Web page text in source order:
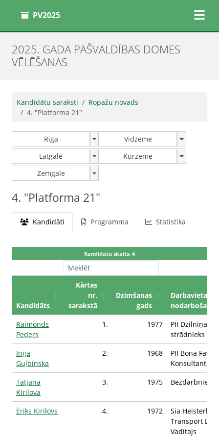
PV2025
2025. GADA PAŠVALDĪBAS DOMES
VĒLĒŠANAS
Kandidātu saraksti
Ropažu novads
4. "Platforma 21"
Rīga
Vidzeme
Latgale
Kurzeme
Zemgale
4. "Platforma 21"
Kandidāti Programma Statistika
Kandidātu skaits: 4
Kandidāts
Kārtas
nr.
sarakstā
Dzimšanas
gads
Darbavieta /
nodarbošanās
Raimonds
Peders
1. 1977
PII Dzilniņa,
strādnieks
Inga
Guļbinska
2. 1968
PII Bona
Konsultants
Tatjana
Kirilova
3. 1975 Bezdarbniece
Ēriks Kirilovs 4. 1972
Sia
Transport
Vaditajs